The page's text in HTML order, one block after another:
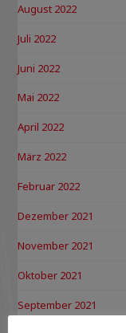
August 2022
Juli 2022
Juni 2022
Mai 2022
April 2022
März 2022
Februar 2022
Dezember 2021
November 2021
Oktober 2021
September 2021